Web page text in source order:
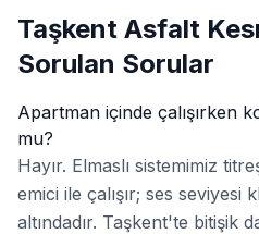
Taşkent Asfalt
Sorulan Sorular
Apartman içinde çalışırken
mu?
Hayır. Elmaslı sistemimiz
emici ile çalışır; ses seviyesi
altındadır. Taşkent'te bitişik